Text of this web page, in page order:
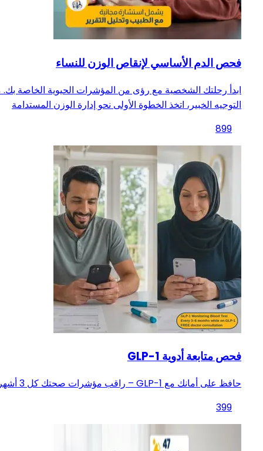
فحص الدم الأساسي لإنقاص الوزن للنساء
ابدأ رحلتك الشخصية مع رؤى من المؤشرات الحيوية الخاصة
التوجيه الخبير، اتخذ الخطوة الأولى نحو إدارة الوزن المستدامة
899
فحص متابعة أدوية GLP-1
حافظ على أمانك مع GLP-1 – راقب مؤشرات صحتك كل 3 أشهر
399